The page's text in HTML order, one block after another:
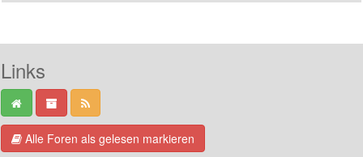
Links
Alle Foren als gelesen markieren